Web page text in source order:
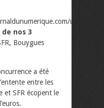
uploads/
nos 3
Bouygues
a été
entre les
et SFR écopent le